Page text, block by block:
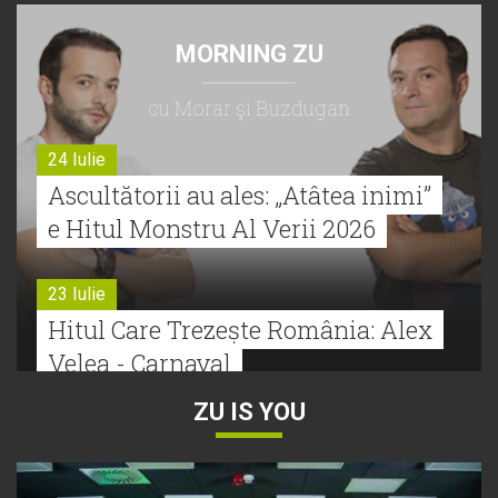
MORNING ZU
cu Morar şi Buzdugan
24 Iulie
Ascultătorii au ales: „Atâtea inimi”
e Hitul Monstru Al Verii 2026
23 Iulie
Hitul Care Trezește România: Alex
Velea - Carnaval
Bătălie strânsă la Hitul Monstru Al
ZU IS YOU